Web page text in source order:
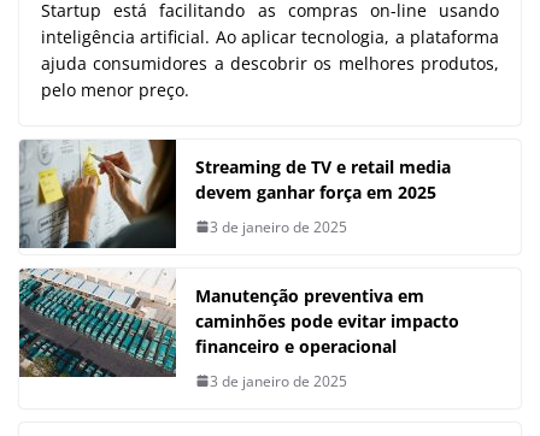
Startup está facilitando as compras on-line usando
inteligência artificial. Ao aplicar tecnologia, a plataforma
ajuda consumidores a descobrir os melhores produtos,
pelo menor preço.
Streaming de TV e retail media
devem ganhar força em 2025
3 de janeiro de 2025
Manutenção preventiva em
caminhões pode evitar impacto
financeiro e operacional
3 de janeiro de 2025